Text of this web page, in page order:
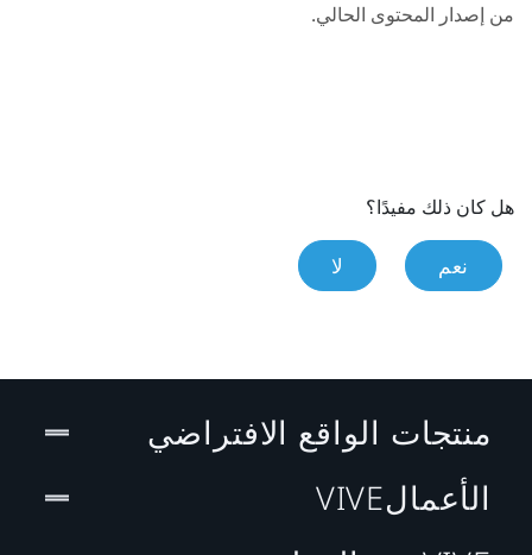
من إصدار المحتوى الحالي.
هل كان ذلك مفيدًا؟
نعم لا
منتجات الواقع الافتراضي
الأعمالVIVE